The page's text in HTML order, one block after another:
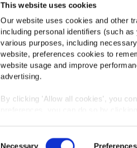
This website uses cookies
Our website uses cookies and other
including personal identifiers (such
various purposes, including
website, preferences cookies to
website usage and improve
advertising.
By clicking 'Allow all cookies', you
any time by clicking on the "Cookies"
Necessary Preferences
Nos racines
Espace
News
FAQ